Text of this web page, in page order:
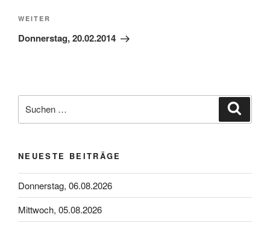
Nächster
Beitrag
WEITER
Donnerstag, 20.02.2014
nach:
NEUESTE BEITRÄGE
Donnerstag, 06.08.2026
Mittwoch, 05.08.2026